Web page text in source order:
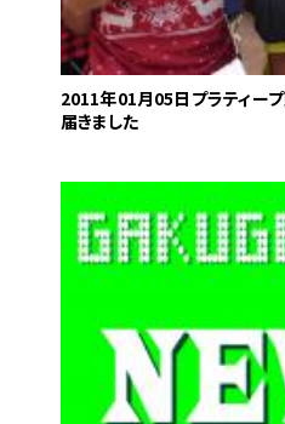
2011年01月05日 プラティー
届きました